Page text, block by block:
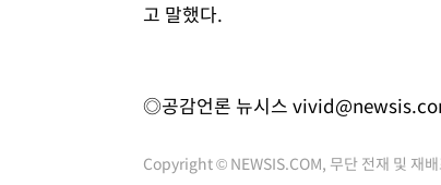
고 말했다.
◎공감언론 뉴시스
Copyright © NEWSIS.COM, 무단 전재 및 재배